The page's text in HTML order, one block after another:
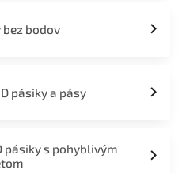
bez bodov
pásiky a pásy
pásiky s pohyblivým